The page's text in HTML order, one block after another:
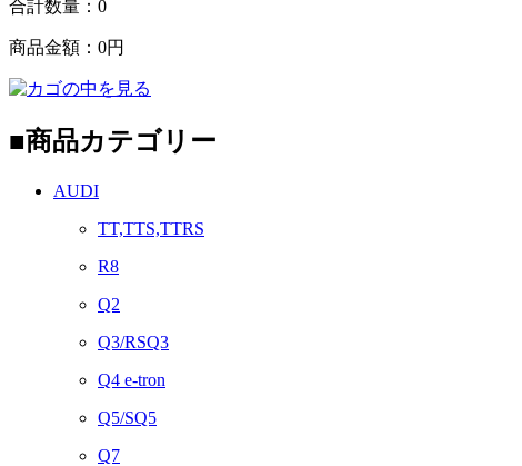
合計数量： 0
商品金額： 0円
■商品カテゴリー
AUDI
TT,TTS,TTRS
R8
Q2
Q3/RSQ3
Q4 e-tron
Q5/SQ5
Q7